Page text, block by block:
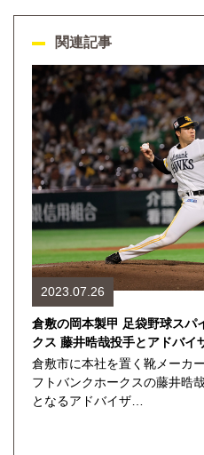
関連記事
2023.07.26
倉敷の岡本製甲 足袋野球スパ
クス 藤井晧哉投手とアドバイ
倉敷市に本社を置く靴メーカ
フトバンクホークスの藤井晧
となるアドバイザ…